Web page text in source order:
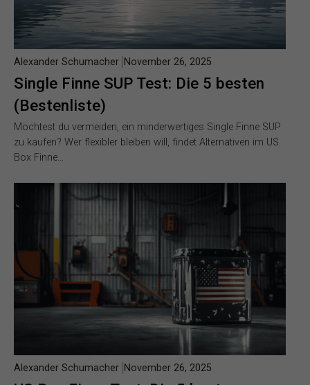
Single Finne SUP Test: Die 5 besten
(Bestenliste)
Alexander Schumacher November 26, 2025
Möchtest du vermeiden, ein minderwertiges Single Finne SUP
zu kaufen? Wer flexibler bleiben will, findet Alternativen im US
Box Finne…
Alexander Schumacher November 26, 2025